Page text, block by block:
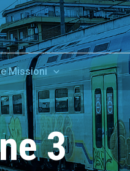
Missioni
3